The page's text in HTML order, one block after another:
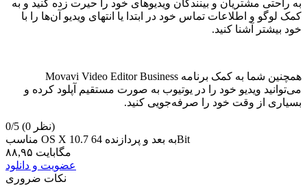
به راحتی مشتریان و بینندگان ویدیو‌های خود را حیرت زده کنید و به
کمک لوگو و اطلاعات تماس خود در ابتدا یا انتهای ویدیو آن‌ها را با
خود بیشتر آشنا کنید.
همچنین شما به کمک برنامه Movavi Video Editor Business
می‌توانید ویدیو خود را در یوتیوب به صورت مستقیم آپلود کرده و
بسیاری از وقت خود را صرفه‌جویی کنید.
0/5
(0 نظر)
مناسب OS X 10.7 به بعد و پردازنده 64Bit
۸۸,۹۵ مگابایت
عضویت و دانلود
نکات ضروری